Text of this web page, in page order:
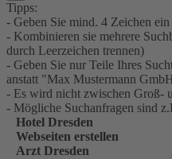
Tipps:
- Geben Sie mind. 4 Zeichen ein
- Kombinieren sie mehrere
durch Leerzeichen trennen)
- Geben Sie nur Teile Ihres
anstatt "Max Mustermann
- Es wird nicht zwischen Groß-
- Mögliche Suchanfragen sind
Hotel Dresden
Webseiten erstellen
Arzt Dresden